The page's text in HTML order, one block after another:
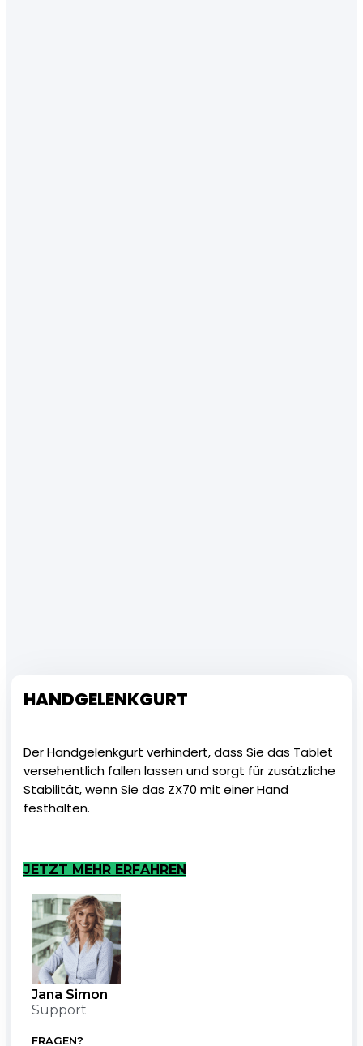
HANDGELENKGURT
Der Handgelenkgurt verhindert, dass Sie das Tablet
versehentlich fallen lassen und sorgt für zusätzliche
Stabilität, wenn Sie das ZX70 mit einer Hand
festhalten.
JETZT MEHR ERFAHREN
Jana Simon
Support
FRAGEN?